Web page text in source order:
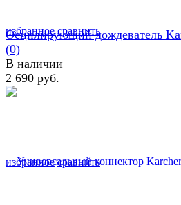
избранное сравнить
избранное сравнить
Осцилирующий дождеватель
(0)
В наличии
2 690 руб.